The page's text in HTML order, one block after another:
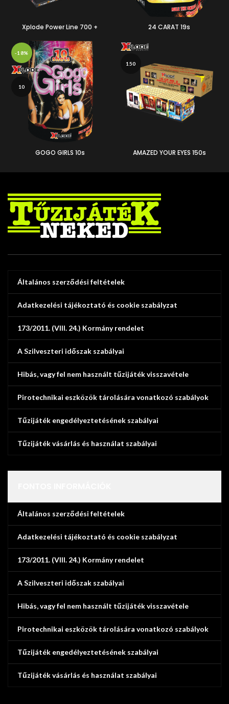
Xplode Power Line 700 + 24 CARAT 19s
-18%
10
GOGO GIRLS 10s
150
AMAZED YOUR EYES 150s
Általános szerződési feltételek
Adatkezelési tájékoztató és cookie szabályzat
173/2011. (VIII. 24.) Kormány rendelet
A Szilveszteri időszak szabályai
Hibás, vagy fel nem használt tűzijáték visszavétele
Pirotechnikai eszközök tárolására vonatkozó szabályok
Tűzijáték engedélyeztetésének szabályai
Tűzijáték vásárlás és használat szabályai
Általános szerződési feltételek
Adatkezelési tájékoztató és cookie szabályzat
173/2011. (VIII. 24.) Kormány rendelet
A Szilveszteri időszak szabályai
Hibás, vagy fel nem használt tűzijáték visszavétele
Pirotechnikai eszközök tárolására vonatkozó szabályok
Tűzijáték engedélyeztetésének szabályai
Tűzijáték vásárlás és használat szabályai